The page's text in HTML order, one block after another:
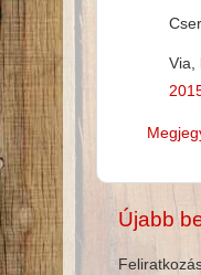
Via,
Újabb